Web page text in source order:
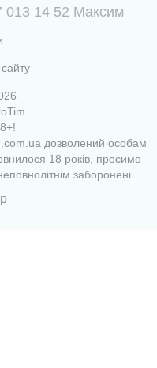
013 14 52 Максим
дозволений особам
18 років, просимо
заборонені.